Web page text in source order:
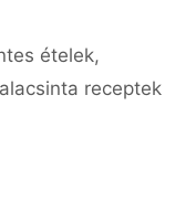
ételek,
receptek